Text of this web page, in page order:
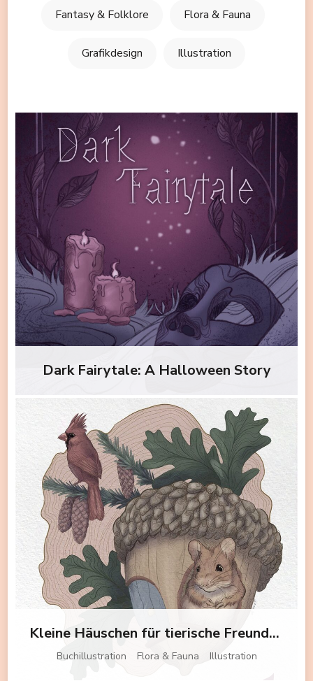
Fantasy & Folklore Flora & Fauna
Grafikdesign Illustration
Dark Fairytale: A Halloween Story
Kleine Häuschen für tierische Freunde mit ihren Blumen
Buchillustration Flora & Fauna Illustration